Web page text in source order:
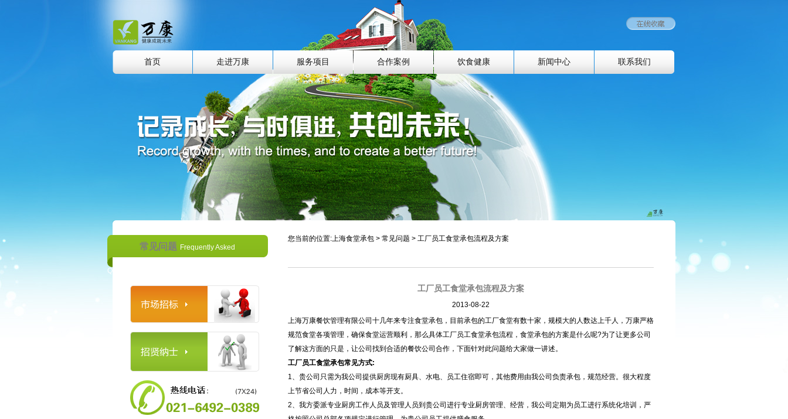
首页 走进万康 服务项目 合作案例 饮食健康 新闻中心 联系我们
常见问题 Frequently Asked
Questions
您当前的位置:上海食堂承包 > 常见问题 > 工厂员工食堂承包流程及方案
工厂员工食堂承包流程及方案
2013-08-22
上海万康餐饮管理有限公司十几年来专注食堂承包，目前承包的工厂食堂有数十家，规模大的人数达上千人，万康严格
规范食堂各项管理，确保食堂运营顺利，那么具体工厂员工食堂承包流程，食堂承包的方案是什么呢?为了让更多公司
了解这方面的只是，让公司找到合适的餐饮公司合作，下面针对此问题给大家做一讲述。
工厂员工食堂承包常见方式:
1、贵公司只需为我公司提供厨房现有厨具、水电、员工住宿即可，其他费用由我公司负责承包，规范经营。很大程度
上节省公司人力，时间，成本等开支。
2、我方委派专业厨房工作人员及管理人员到贵公司进行专业厨房管理、经营，我公司定期为员工进行系统化培训，严